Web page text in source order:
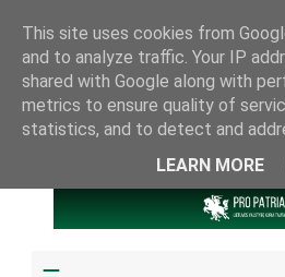
This site uses cookies from
and to analyze traffic. Your IP
shared with Google along with
metrics to ensure quality of
statistics, and to detect and
LEARN MORE